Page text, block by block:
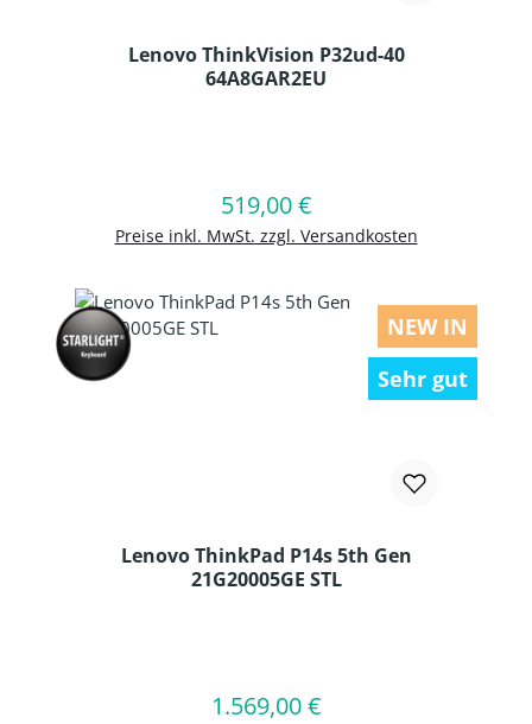
Lenovo ThinkVision P32ud-40
64A8GAR2EU
Regulärer Preis:
519,00 €
Preise inkl. MwSt. zzgl. Versandkosten
In den Warenkorb
NEW IN
Sehr gut
Lenovo ThinkPad P14s 5th Gen
21G20005GE STL
Regulärer Preis:
1.569,00 €
In den Warenkorb